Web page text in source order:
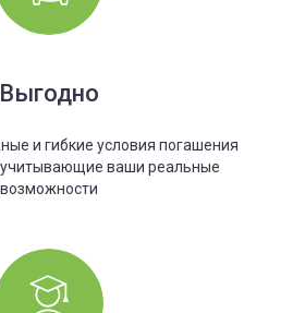
Выгодно
и гибкие условия погашения
ваши реальные
возможности